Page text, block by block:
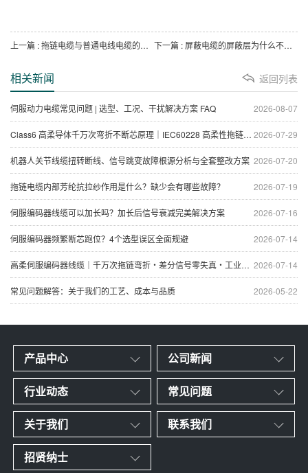
上一篇 : 拖链电缆与普通电线电缆的区别 下一篇 : 屏蔽电缆的屏蔽层为什么不能重复接地
返回列表
相关新闻
2026-08-07
伺服动力电缆常见问题 | 选型、工况、干扰解决方案 FAQ
2026-07-29
Class6 高柔导体千万次弯折不断芯原理｜IEC60228 高柔性拖链电缆抗疲劳技术
2026-07-20
机器人关节线缆扭转断线、信号跳变故障根源分析与全套整改方案
2026-07-19
拖链电缆内部芳纶抗拉纱作用是什么？缺少会有哪些故障？
2026-07-16
伺服编码器线缆可以加长吗？加长后信号衰减完美解决方案
2026-07-14
伺服编码器频繁断芯跑位？4个选型误区全面规避
2026-07-14
高柔伺服编码器线缆｜千万次拖链弯折・差分信号零失真・工业自动化专用屏蔽信号线
2026-05-22
常见问题解答：关于我们的工艺、成本与品质
产品中心 公司新闻
行业动态 常见问题
关于我们 联系我们
招贤纳士